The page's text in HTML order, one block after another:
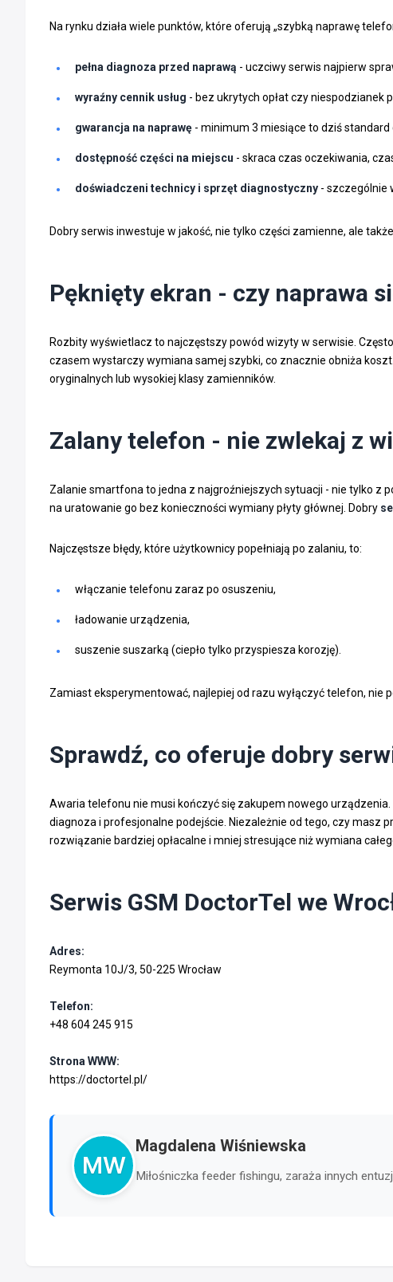
Na rynku działa wiele punktów, które oferują „szybką naprawę
pełna diagnoza przed naprawą - uczciwy serwis najpierw
wyraźny cennik usług - bez ukrytych opłat czy niespodzianek
gwarancja na naprawę - minimum 3 miesiące to dziś standard
dostępność części na miejscu - skraca czas oczekiwania,
doświadczeni technicy i sprzęt diagnostyczny - szczególnie
Dobry serwis inwestuje w jakość, nie tylko części zamienne, ale
Pęknięty ekran - czy naprawa
Rozbity wyświetlacz to najczęstszy powód wizyty w serwisie.
czasem wystarczy wymiana samej szybki, co znacznie obniża
oryginalnych lub wysokiej klasy zamienników.
Zalany telefon - nie zwlekaj z
Zalanie smartfona to jedna z najgroźniejszych sytuacji - nie tylko z
na uratowanie go bez konieczności wymiany płyty głównej. Dobry
Najczęstsze błędy, które użytkownicy popełniają po zalaniu, to:
włączanie telefonu zaraz po osuszeniu,
ładowanie urządzenia,
suszenie suszarką (ciepło tylko przyspiesza korozję).
Zamiast eksperymentować, najlepiej od razu wyłączyć telefon, nie
Sprawdź, co oferuje dobry
Awaria telefonu nie musi kończyć się zakupem nowego
diagnoza i profesjonalne podejście. Niezależnie od tego, czy masz
rozwiązanie bardziej opłacalne i mniej stresujące niż wymiana
Serwis GSM DoctorTel we
Adres:
Reymonta 10J/3, 50-225 Wrocław
Telefon:
+48 604 245 915
Strona WWW:
https://doctortel.pl/
MW
Magdalena Wiśniewska
Miłośniczka feeder fishingu, zaraża innych